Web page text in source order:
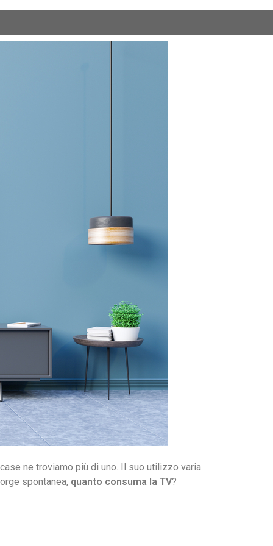
ne troviamo più di uno. Il suo utilizzo varia
spontanea, quanto consuma la TV?